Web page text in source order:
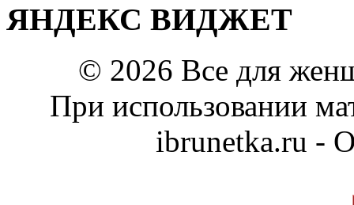
ЯНДЕКС ВИДЖЕТ
© 2026 Все для
При использовании
ibrunetka.ru